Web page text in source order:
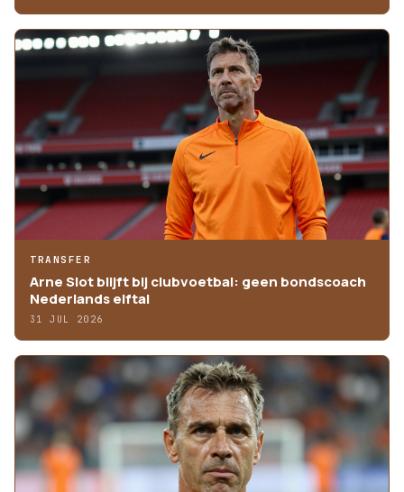
TRANSFER
Arne Slot blijft bij clubvoetbal: geen bondscoach
Nederlands elftal
31 JUL 2026